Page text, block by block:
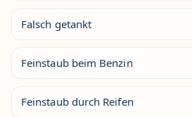
Falsch getankt
Feinstaub beim Benzin
Feinstaub durch Reifen